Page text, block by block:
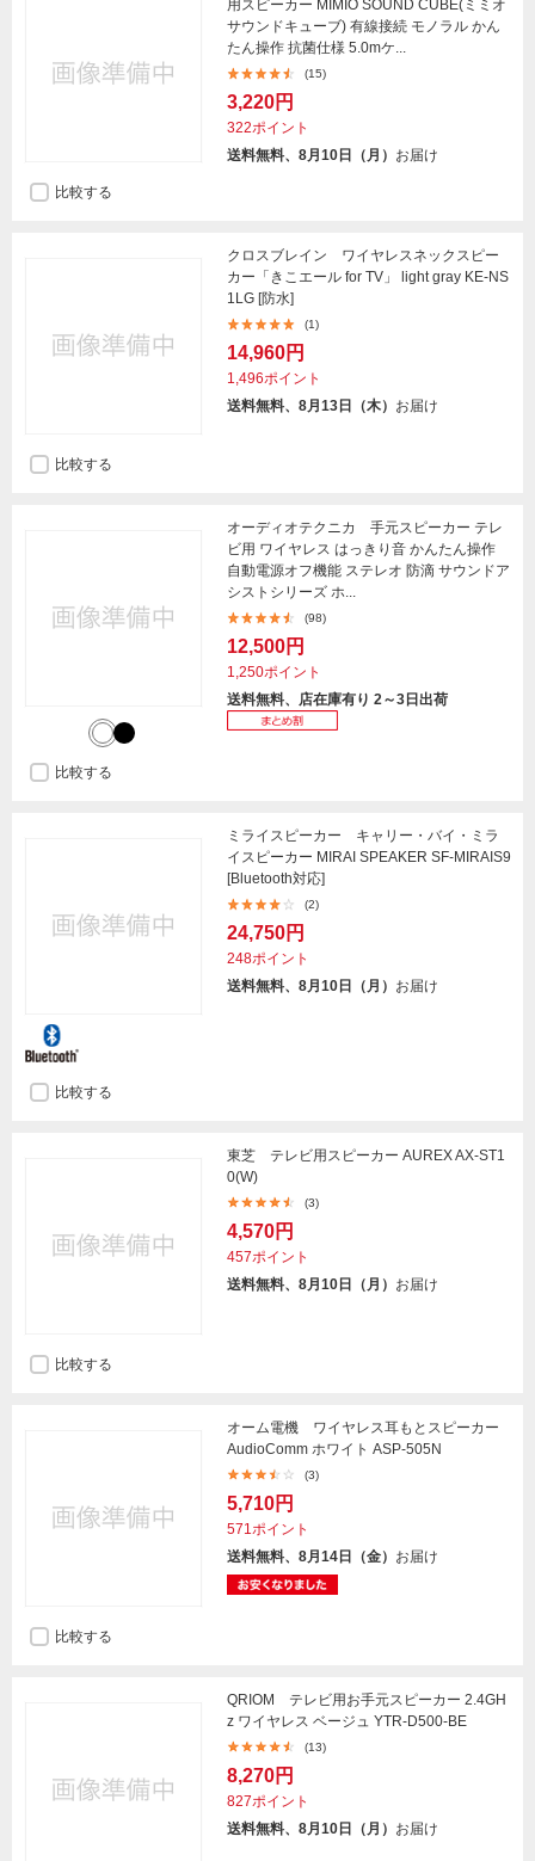
用スピーカー MIMIO SOUND CUBE(ミミオ
サウンドキューブ) 有線接続 モノラル かん
たん操作 抗菌仕様 5.0mケ...
(15)
3,220円
322ポイント
送料無料、8月10日（月） お届け
比較する
クロスブレイン ワイヤレスネックスピー
カー「きこエール for TV」 light gray KE-NS
1LG [防水]
(1)
14,960円
1,496ポイント
送料無料、8月13日（木） お届け
比較する
オーディオテクニカ 手元スピーカー テレ
ビ用 ワイヤレス はっきり音 かんたん操作
自動電源オフ機能 ステレオ 防滴 サウンドア
シストシリーズ ホ...
(98)
12,500円
1,250ポイント
送料無料、店在庫有り 2～3日出荷
比較する
ミライスピーカー キャリー・バイ・ミラ
イスピーカー MIRAI SPEAKER SF-MIRAIS9
[Bluetooth対応]
(2)
24,750円
248ポイント
送料無料、8月10日（月） お届け
比較する
東芝 テレビ用スピーカー AUREX AX-ST1
0(W)
(3)
4,570円
457ポイント
送料無料、8月10日（月） お届け
比較する
オーム電機 ワイヤレス耳もとスピーカー
AudioComm ホワイト ASP-505N
(3)
5,710円
571ポイント
送料無料、8月14日（金） お届け
比較する
QRIOM テレビ用お手元スピーカー 2.4GH
z ワイヤレス ベージュ YTR-D500-BE
(13)
8,270円
827ポイント
送料無料、8月10日（月） お届け